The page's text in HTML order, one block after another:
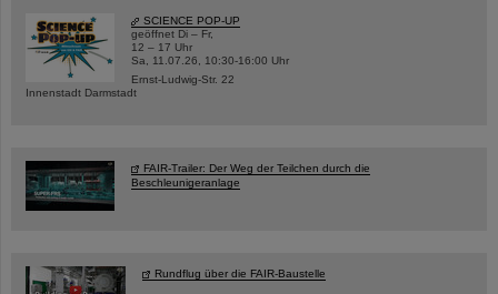
SCIENCE POP-UP
geöffnet Di – Fr,
12 – 17 Uhr
Sa, 11.07.26, 10:30-16:00 Uhr
Ernst-Ludwig-Str. 22
Innenstadt Darmstadt
FAIR-Trailer: Der Weg der Teilchen durch die
Beschleunigeranlage
Rundflug über die FAIR-Baustelle